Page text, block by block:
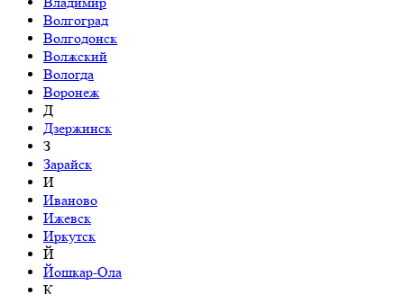
Волгоград
Волгодонск
Волжский
Вологда
Воронеж
Д
Дзержинск
З
Зарайск
И
Иваново
Ижевск
Иркутск
Й
Йошкар-Ола
К